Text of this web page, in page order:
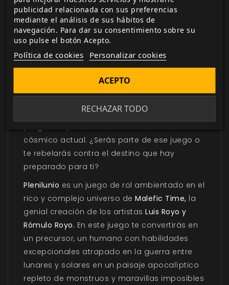
esperanza.
La Tierra es el campo de batalla entre dos
antiguos y poderosos bandos. La guerra que
libran ha transformado Nueva York en un
supervivencia del más fuerte se decide cada
convertido en piezas de un juego complejo y
cósmico actual. ¿Serás parte de ese juego o
te rebelarás contra el destino que hay
preparado para ti?
Plenilunio es un juego de rol ambientado en el
rico y complejo universo de Malefic Time, la
genial creación de los artistas Luis Royo y
Rómulo Royo. En este juego te convertirás en
un precursor, un humano con habilidades
excepcionales atrapado en la guerra entre
lunares y solares en un paisaje apocalíptico
repleto de monstruos y maravillas imposibles
publicidad relacionada con sus preferencias
mediante el análisis de sus hábitos de
navegación. Para dar su consentimiento sobre su
uso pulse el botón Acepto.
Política de cookies Personalizar cookies
RECHAZAR TODO
ACEPTO